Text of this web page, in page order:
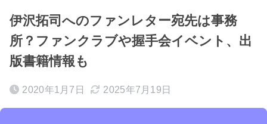
伊沢拓司へのファンレター宛先は事務
所？ファンクラブや握手会イベント、出
版書籍情報も
2020年1月7日 2025年7月19日